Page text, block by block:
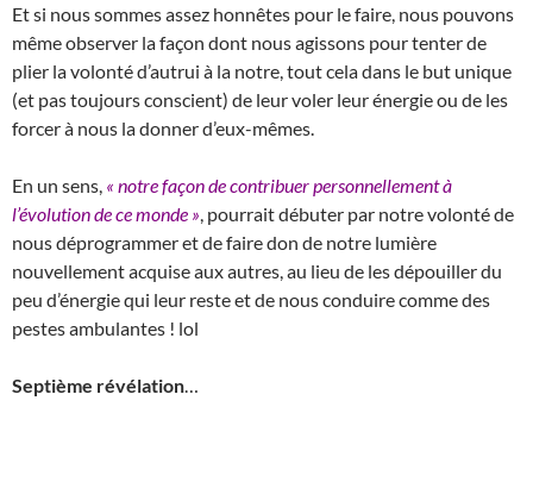
Et si nous sommes assez honnêtes pour le faire, nous pouvons
même observer la façon dont nous agissons pour tenter de
plier la volonté d’autrui à la notre, tout cela dans le but unique
(et pas toujours conscient) de leur voler leur énergie ou de les
forcer à nous la donner d’eux-mêmes.
En un sens, « notre façon de contribuer personnellement à
l’évolution de ce monde » , pourrait débuter par notre volonté de
nous déprogrammer et de faire don de notre lumière
nouvellement acquise aux autres, au lieu de les dépouiller du
peu d’énergie qui leur reste et de nous conduire comme des
pestes ambulantes ! lol
Septième révélation